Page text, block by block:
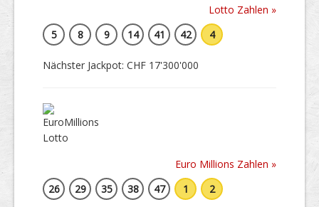
Lotto Zahlen »
5
8 9 14 41 42 4
Nächster Jackpot: CHF 17'300'000
Euro Millions Zahlen »
26
29 35 38 47 1 2